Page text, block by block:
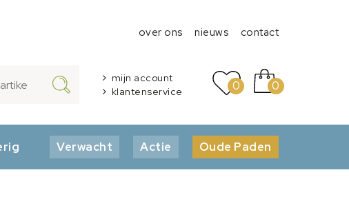
over ons nieuws contact
mijn account
klantenservice
0 0
Verwacht Actie Oude Paden